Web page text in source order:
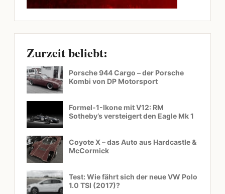
Zurzeit beliebt:
Porsche 944 Cargo – der Porsche
Kombi von DP Motorsport
Formel-1-Ikone mit V12: RM
Sotheby’s versteigert den Eagle Mk 1
Coyote X – das Auto aus Hardcastle &
McCormick
Test: Wie fährt sich der neue VW Polo
1.0 TSI (2017)?